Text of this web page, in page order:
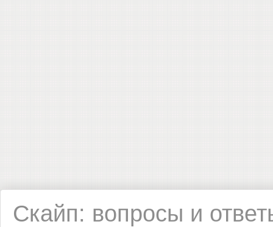
Скайп: вопросы и